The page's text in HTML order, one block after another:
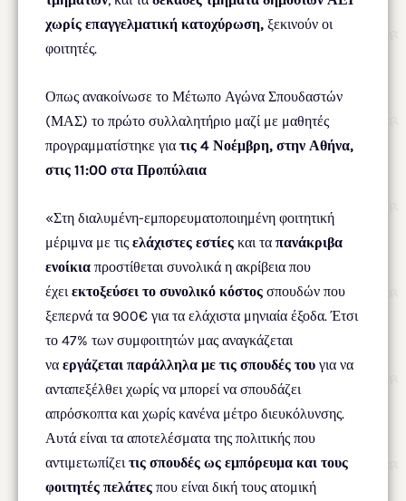
χωρίς επαγγελματική κατοχύρωση, ξεκινούν οι
φοιτητές.
Οπως ανακοίνωσε το Μέτωπο Αγώνα Σπουδαστών
(ΜΑΣ) το πρώτο συλλαλητήριο μαζί με μαθητές
προγραμματίστηκε για τις 4 Νοέμβρη, στην Αθήνα,
στις 11:00 στα Προπύλαια
«Στη διαλυμένη-εμπορευματοποιημένη φοιτητική
μέριμνα με τις ελάχιστες εστίες και τα πανάκριβα
ενοίκια προστίθεται συνολικά η ακρίβεια που
έχειεκτοξεύσει το συνολικό κόστος σπουδών που
ξεπερνά τα 900€ για τα ελάχιστα μηνιαία έξοδα. Έτσι
το 47% των συμφοιτητών μας αναγκάζεται
να εργάζεται παράλληλα με τις σπουδές του για να
ανταπεξέλθει χωρίς να μπορεί να σπουδάζει
απρόσκοπτα και χωρίς κανένα μέτρο διευκόλυνσης.
Αυτά είναι τα αποτελέσματα της πολιτικής που
αντιμετωπίζειτις σπουδές ως εμπόρευμα και τους
φοιτητές πελάτες που είναι δική τους ατομική